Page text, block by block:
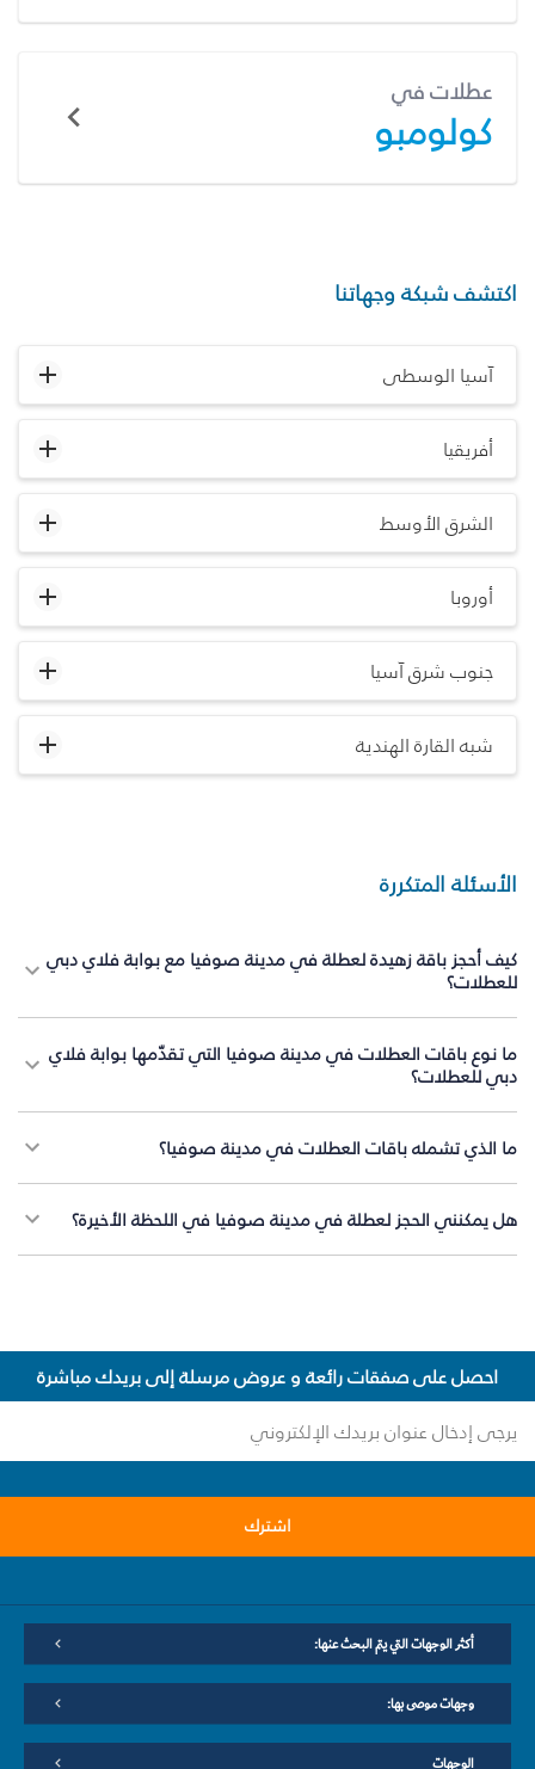
عطلات في
كولومبو
اكتشف شبكة وجهاتنا
آسيا الوسطى
أفريقيا
الشرق الأوسط
أوروبا
جنوب شرق آسيا
شبه القارة الهندية
الأسئلة المتكررة
كيف أحجز باقة زهيدة لعطلة في مدينة صوفيا مع بوابة فلاي دبي
للعطلات؟
ما نوع باقات العطلات في مدينة صوفيا التي تقدّمها بوابة فلاي
دبي للعطلات؟
ما الذي تشمله باقات العطلات في مدينة صوفيا؟
هل يمكنني الحجز لعطلة في مدينة صوفيا في اللحظة الأخيرة؟
احصل على صفقات رائعة و عروض مرسلة إلى بريدك مباشرة
اشترك
أكثر الوجهات التي يتم البحث عنها:
وجهات موصى بها:
الوجهات